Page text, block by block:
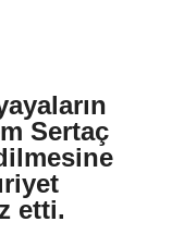
Sertaç
etti.